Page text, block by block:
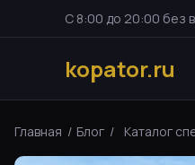
С 8:00 до 20:00 без
kopator.ru
Главная / Блог / Каталог